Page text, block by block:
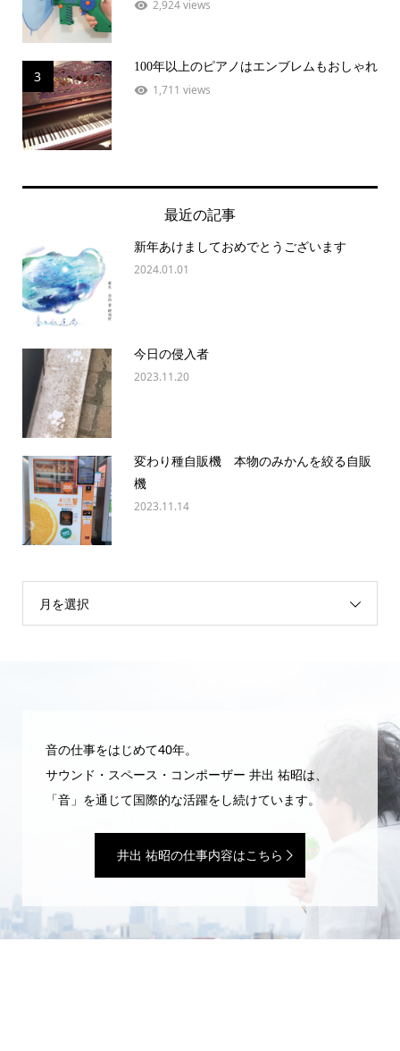
2,924 views
3
100年以上のピアノはエンブレムもおしゃれ
1,711 views
最近の記事
新年あけましておめでとうございます
2024.01.01
今日の侵入者
2023.11.20
変わり種自販機 本物のみかんを絞る自販
機
2023.11.14
月を選択
音の仕事をはじめて40年。
サウンド・スペース・コンポーザー 井出 祐昭は、
「音」を通じて国際的な活躍をし続けています。
井出 祐昭の仕事内容はこちら